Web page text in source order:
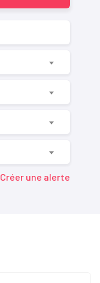
Créer une alerte